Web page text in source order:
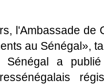
l'Ambassade de
au Sénégal»,
Sénégal a